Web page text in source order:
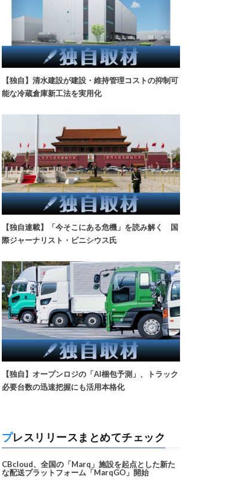
【独自】清水建設が建設・維持管理コストの抑制可
能な冷蔵倉庫新工法を実用化
【独自連載】「今そこにある危機」を読み解く 国
際ジャーナリスト・ビニシウス氏
【独自】オープンロジの「AI梱包予測」、トラック
必要台数の迅速把握にも活用本格化
プレスリリースまとめてチェック
CBcloud、全国の「Marq」施設を起点とした新た
な配送プラットフォーム「MarqGO」開始